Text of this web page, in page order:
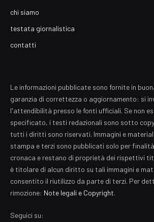
chi siamo
testata giornalistica
contatti
Le informazioni pubblicate sono fornite in
garanzia di correttezza o aggiornamento: si
l'attendibilità presso le fonti ufficiali. Se non
specificato, i testi redazionali sono sotto
tutti i diritti sono riservati. Immagini e
stampa e terzi sono pubblicati solo per
cronaca e restano di proprietà dei rispettivi
è titolare di alcun diritto su tali immagini e
consentito il riutilizzo da parte di terzi. Per
rimozione: Note legali e Copyright.
Seguici su: